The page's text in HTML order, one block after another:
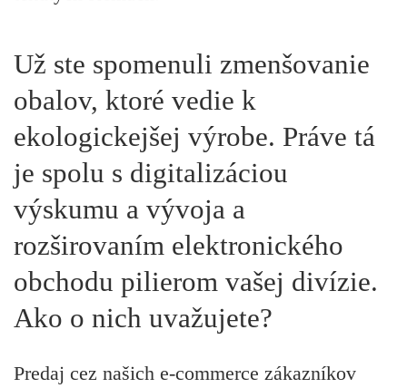
Už ste spomenuli zmenšovanie
obalov, ktoré vedie k
ekologickejšej výrobe. Práve tá
je spolu s digitalizáciou
výskumu a vývoja a
rozširovaním elektronického
obchodu pilierom vašej divízie.
Ako o nich uvažujete?
Predaj cez našich e-commerce zákazníkov